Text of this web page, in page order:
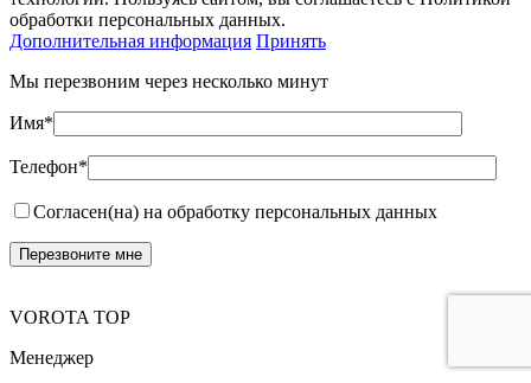
обработки персональных данных.
Дополнительная информация Принять
Мы перезвоним через несколько минут
Имя*
Телефон*
Согласен(на) на обработку персональных данных
VOROTA TOP
Менеджер